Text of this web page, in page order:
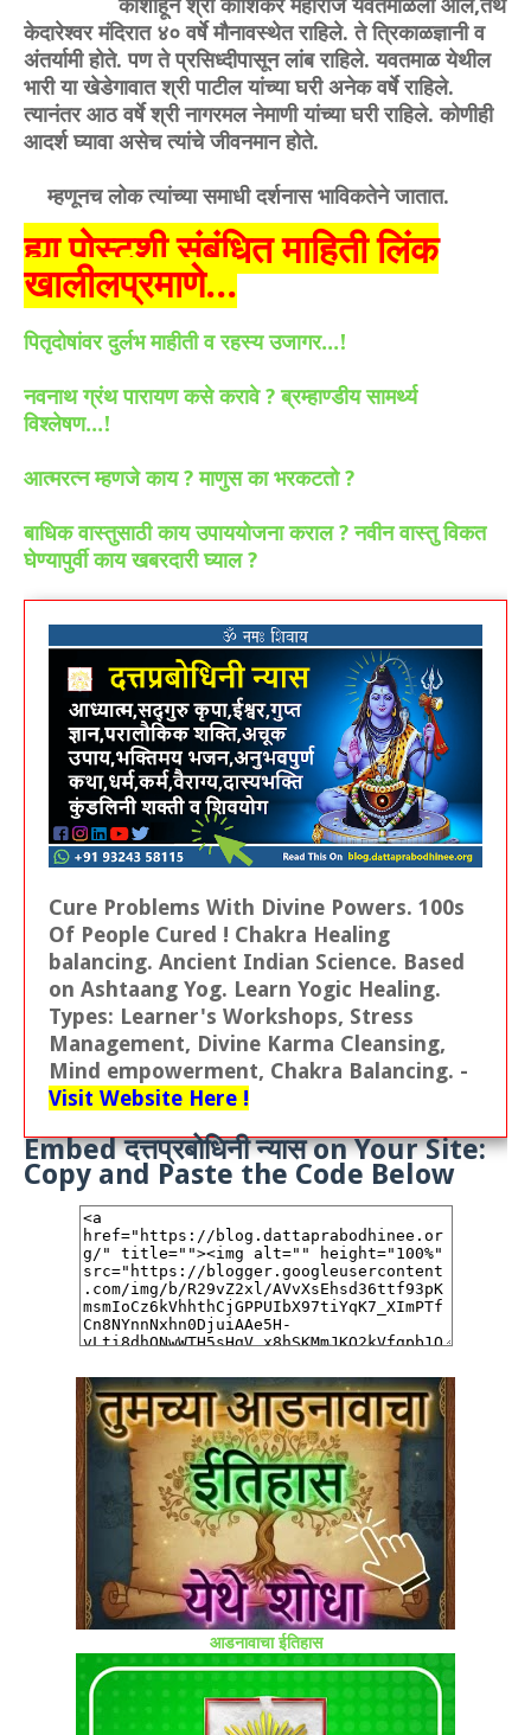
केदारेश्वर मंदिरात ४० वर्षे मौनावस्थेत राहिले. ते त्रिकाळज्ञानी व
अंतर्यामी होते. पण ते प्रसिध्दीपासून लांब राहिले. यवतमाळ येथील
भारी या खेडेगावात श्री पाटील यांच्या घरी अनेक वर्षे राहिले.
त्यानंतर आठ वर्षे श्री नागरमल नेमाणी यांच्या घरी राहिले. कोणीही
आदर्श घ्यावा असेच त्यांचे जीवनमान होते.
म्हणूनच लोक त्यांच्या समाधी दर्शनास भाविकतेने जातात.
ह्या पोस्टशी संबंधित माहिती लिंक
खालीलप्रमाणे...
पितृदोषांवर दुर्लभ माहीती व रहस्य उजागर...!
नवनाथ ग्रंथ पारायण कसे करावे?ब्रम्हाण्डीय सामर्थ्य
विश्लेषण...!
आत्मरत्न म्हणजे काय?माणुस का भरकटतो?
बाधिक वास्तुसाठी काय उपाययोजना कराल?नवीन वास्तु विकत
घेण्यापुर्वी काय खबरदारी घ्याल?
Cure Problems With Divine Powers. 100s
Of People Cured ! Chakra Healing
balancing. Ancient Indian Science. Based
on Ashtaang Yog. Learn Yogic Healing.
Types: Learner's Workshops, Stress
Management, Divine Karma Cleansing,
Mind empowerment, Chakra Balancing. -
Visit Website Here !
Embed दत्तप्रबोधिनी न्यास on Your Site:
Copy and Paste the Code Below
आडनावाचा ईतिहास